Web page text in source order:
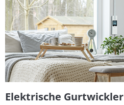
Elektrische Gurtwickler